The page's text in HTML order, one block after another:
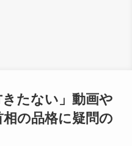
たない」動画や
の品格に疑問の